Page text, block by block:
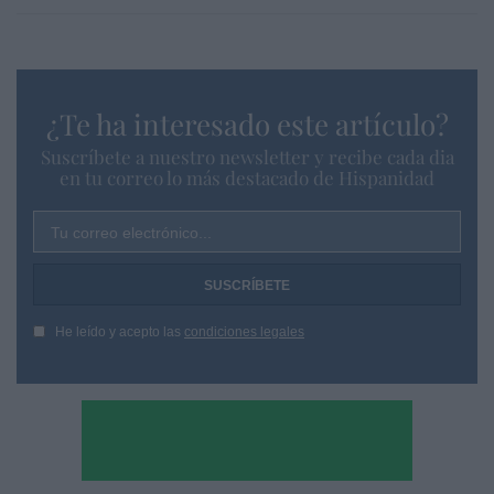
¿Te ha interesado este artículo?
Suscríbete a nuestro newsletter y recibe cada dia
en tu correo lo más destacado de Hispanidad
Tu correo electrónico...
He leído y acepto las condiciones legales